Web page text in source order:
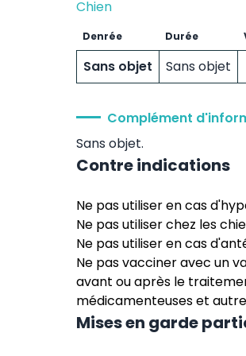
Chien
Denrée Durée
Sans objet Sans objet
Complément
Sans objet.
Contre indications
Ne pas utiliser en cas
Ne pas utiliser chez les
Ne pas utiliser en cas
Ne pas vacciner avec un
avant ou après le
médicamenteuses et
Mises en garde